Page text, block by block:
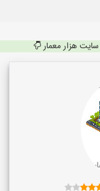
هزار معمار